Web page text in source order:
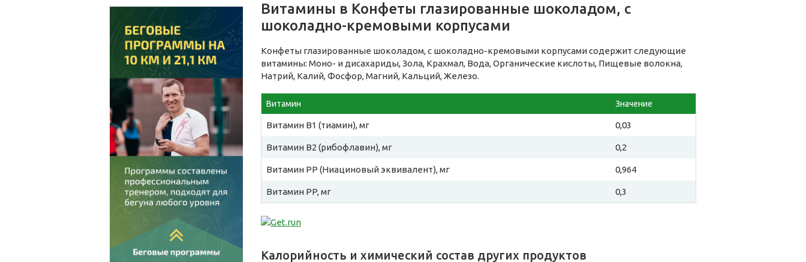
Витамины в Конфеты глазированные шоколадом, с
шоколадно-кремовыми корпусами
Конфеты глазированные шоколадом, с шоколадно-кремовыми корпусами содержит следующие
витамины: Моно- и дисахариды, Зола, Крахмал, Вода, Органические кислоты, Пищевые волокна,
Натрий, Калий, Фосфор, Магний, Кальций, Железо.
Витамин Значение
Витамин B1 (тиамин), мг 0,03
Витамин B2 (рибофлавин), мг 0,2
Витамин PP (Ниациновый эквивалент), мг 0,964
Витамин PP, мг 0,3
Калорийность и химический состав других продуктов